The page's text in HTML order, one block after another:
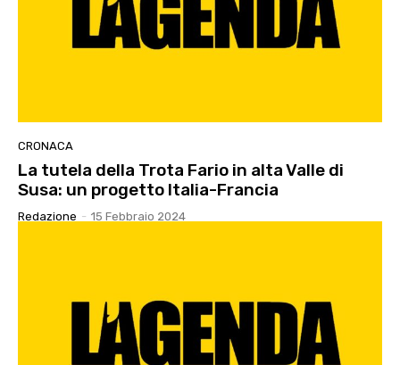
CRONACA
La tutela della Trota Fario in alta Valle di
Susa: un progetto Italia-Francia
Redazione - 15 Febbraio 2024